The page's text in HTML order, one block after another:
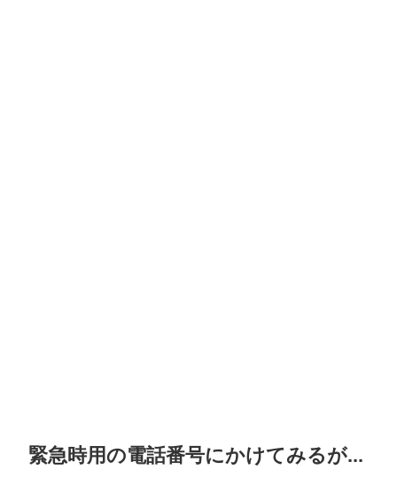
緊急時用の電話番号にかけてみるが...